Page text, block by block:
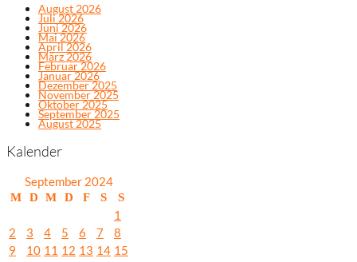
August 2026
Juli 2026
Juni 2026
Mai 2026
April 2026
März 2026
Februar 2026
Januar 2026
Dezember 2025
November 2025
Oktober 2025
September 2025
August 2025
Kalender
September 2024
M D M D F S S
1
2
3 4 5 6 7
8
9
10 11 12 13 14 15